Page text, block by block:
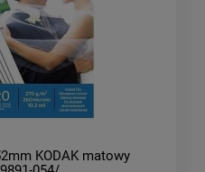
KODAK matowy